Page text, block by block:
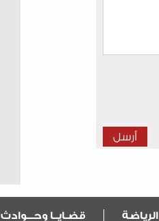
الرياضة قضـايــا وحـــوادث